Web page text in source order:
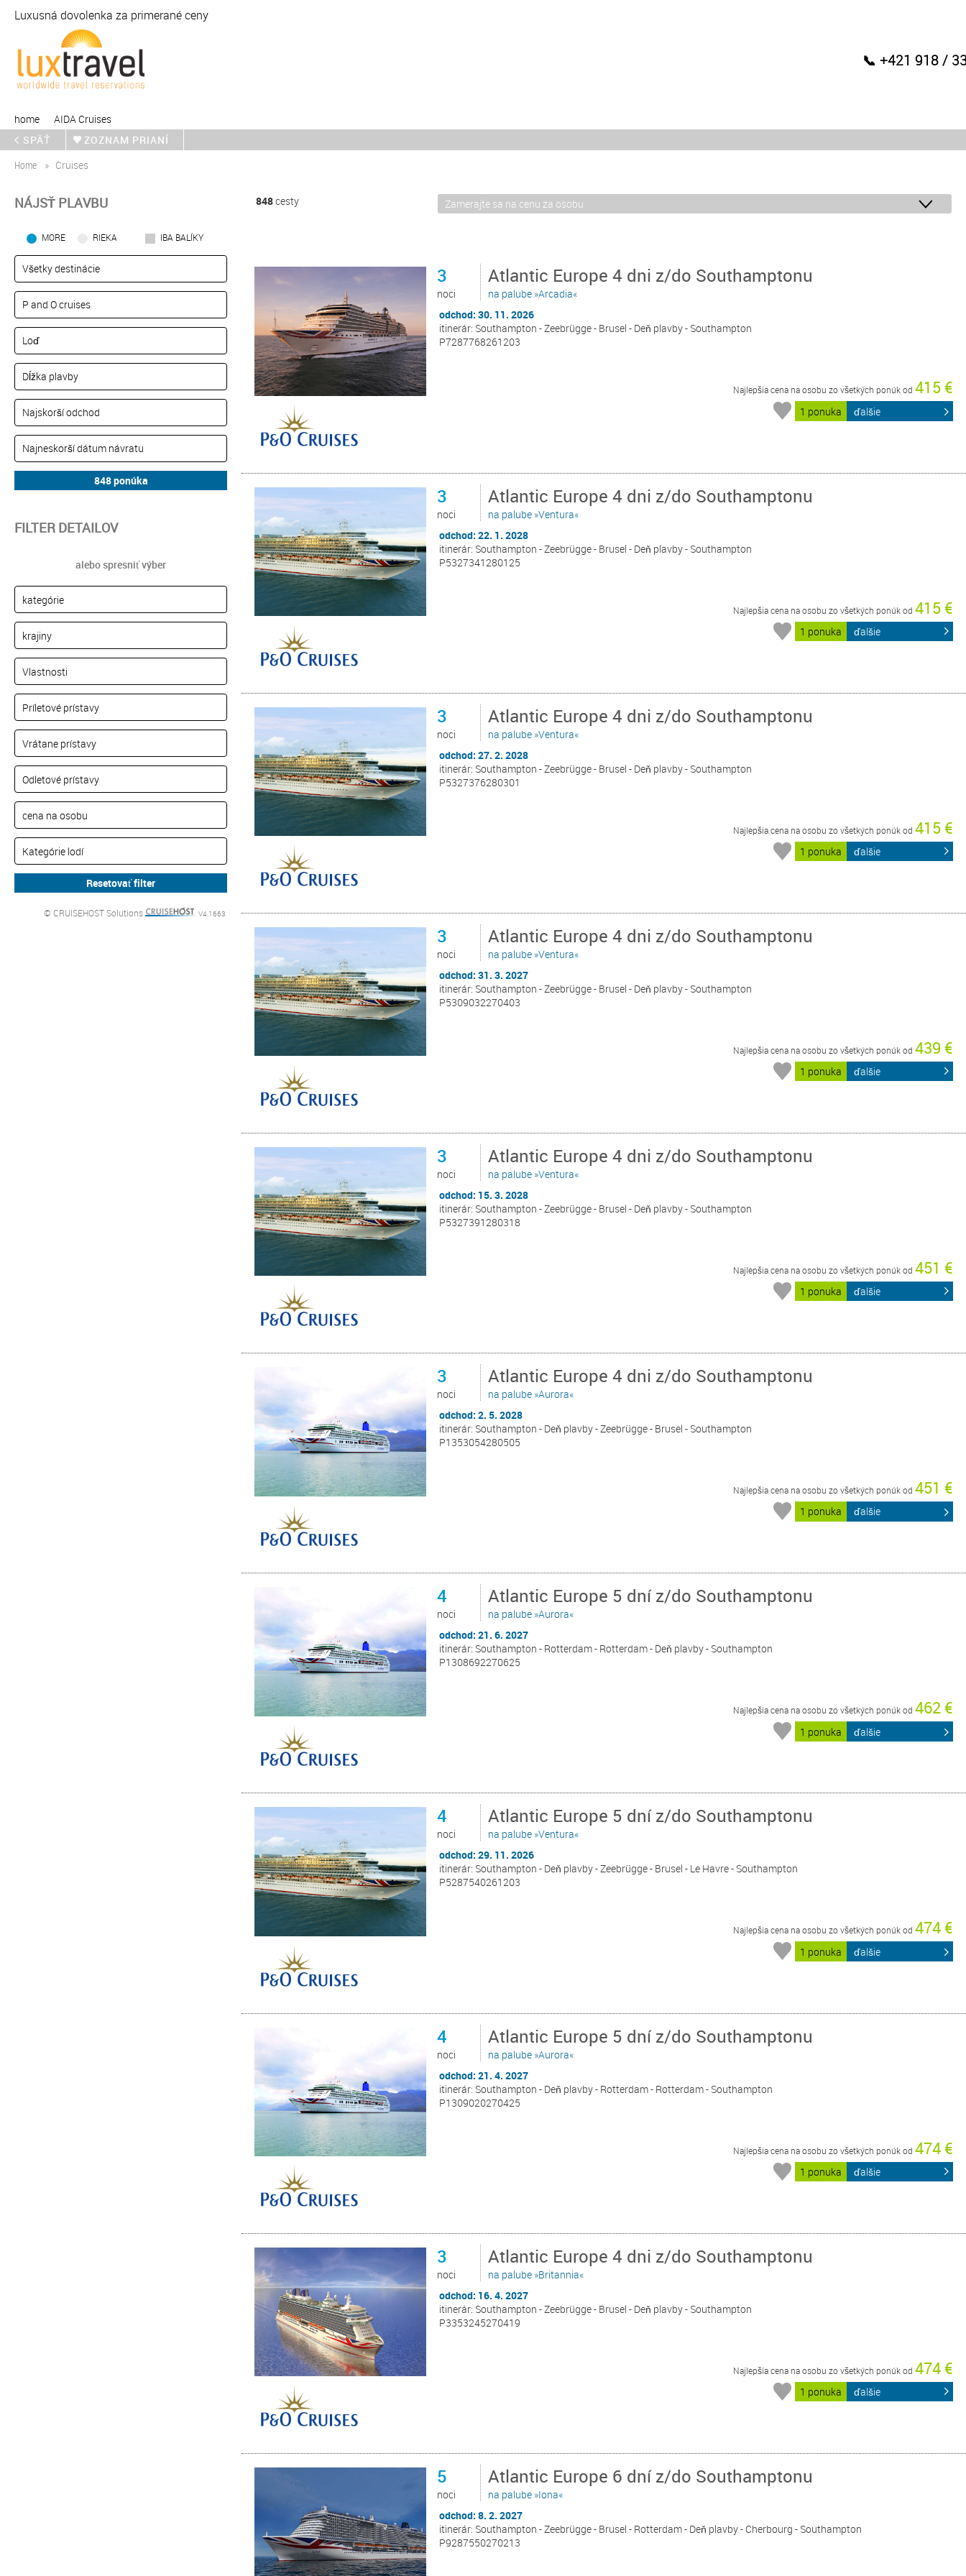
home AIDA Cruises
📞 +421 918 /
Luxusná dovolenka za primerané ceny
SPÄŤ
ZOZNAM PRIANÍ
Home
Cruises
NÁJSŤ PLAVBU
MORE RIEKA IBA BALÍKY
FILTER DETAILOV
alebo spresniť výber
© CRUISEHOST Solutions V4.1663
848cesty
3
noci
Atlantic Europe 4 dni z/do Southamptonu
na palube »Arcadia«
odchod: 30. 11. 2026
itinerár: Southampton - Zeebrügge - Brusel - Deň plavby - Southampton
P7287768261203
Najlepšia cena na osobu zo všetkých ponúk od 415 €
1 ponuka ďalšie
3
noci
Atlantic Europe 4 dni z/do Southamptonu
na palube »Ventura«
odchod: 22. 1. 2028
itinerár: Southampton - Zeebrügge - Brusel - Deň plavby - Southampton
P5327341280125
Najlepšia cena na osobu zo všetkých ponúk od 415 €
1 ponuka ďalšie
3
noci
Atlantic Europe 4 dni z/do Southamptonu
na palube »Ventura«
odchod: 27. 2. 2028
itinerár: Southampton - Zeebrügge - Brusel - Deň plavby - Southampton
P5327376280301
Najlepšia cena na osobu zo všetkých ponúk od 415 €
1 ponuka ďalšie
3
noci
Atlantic Europe 4 dni z/do Southamptonu
na palube »Ventura«
odchod: 31. 3. 2027
itinerár: Southampton - Zeebrügge - Brusel - Deň plavby - Southampton
P5309032270403
Najlepšia cena na osobu zo všetkých ponúk od 439 €
1 ponuka ďalšie
3
noci
Atlantic Europe 4 dni z/do Southamptonu
na palube »Ventura«
odchod: 15. 3. 2028
itinerár: Southampton - Zeebrügge - Brusel - Deň plavby - Southampton
P5327391280318
Najlepšia cena na osobu zo všetkých ponúk od 451 €
1 ponuka ďalšie
3
noci
Atlantic Europe 4 dni z/do Southamptonu
na palube »Aurora«
odchod: 2. 5. 2028
itinerár: Southampton - Deň plavby - Zeebrügge - Brusel - Southampton
P1353054280505
Najlepšia cena na osobu zo všetkých ponúk od 451 €
1 ponuka ďalšie
4
noci
Atlantic Europe 5 dní z/do Southamptonu
na palube »Aurora«
odchod: 21. 6. 2027
itinerár: Southampton - Rotterdam - Rotterdam - Deň plavby - Southampton
P1308692270625
Najlepšia cena na osobu zo všetkých ponúk od 462 €
1 ponuka ďalšie
4
noci
Atlantic Europe 5 dní z/do Southamptonu
na palube »Ventura«
odchod: 29. 11. 2026
itinerár: Southampton - Deň plavby - Zeebrügge - Brusel - Le Havre - Southampton
P5287540261203
Najlepšia cena na osobu zo všetkých ponúk od 474 €
1 ponuka ďalšie
4
noci
Atlantic Europe 5 dní z/do Southamptonu
na palube »Aurora«
odchod: 21. 4. 2027
itinerár: Southampton - Deň plavby - Rotterdam - Rotterdam - Southampton
P1309020270425
Najlepšia cena na osobu zo všetkých ponúk od 474 €
1 ponuka ďalšie
3
noci
Atlantic Europe 4 dni z/do Southamptonu
na palube »Britannia«
odchod: 16. 4. 2027
itinerár: Southampton - Zeebrügge - Brusel - Deň plavby - Southampton
P3353245270419
Najlepšia cena na osobu zo všetkých ponúk od 474 €
1 ponuka ďalšie
5
noci
Atlantic Europe 6 dní z/do Southamptonu
na palube »Iona«
odchod: 8. 2. 2027
itinerár: Southampton - Zeebrügge - Brusel - Rotterdam - Deň plavby - Cherbourg - Southampton
P9287550270213